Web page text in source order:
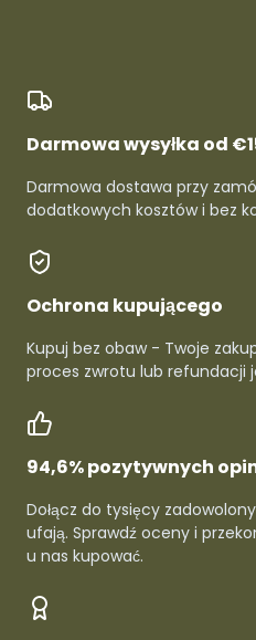
Darmowa wysyłka od
Darmowa dostawa przy
dodatkowych kosztów i bez
Ochrona kupującego
Kupuj bez obaw - Twoje
proces zwrotu lub refundacji
94,6% pozytywnych
Dołącz do tysięcy
ufają. Sprawdź oceny i
u nas kupować.